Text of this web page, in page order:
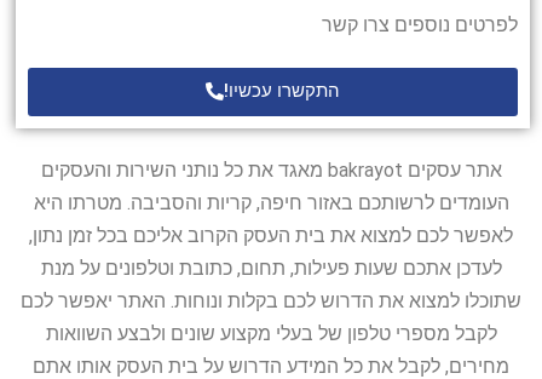
לפרטים נוספים צרו קשר
התקשרו עכשיו!
אתר עסקים bakrayot מאגד את כל נותני השירות והעסקים
העומדים לרשותכם באזור חיפה, קריות והסביבה. מטרתו היא
לאפשר לכם למצוא את בית העסק הקרוב אליכם בכל זמן נתון,
לעדכן אתכם שעות פעילות, תחום, כתובת וטלפונים על מנת
שתוכלו למצוא את הדרוש לכם בקלות ונוחות. האתר יאפשר לכם
לקבל מספרי טלפון של בעלי מקצוע שונים ולבצע השוואות
מחירים, לקבל את כל המידע הדרוש על בית העסק אותו אתם